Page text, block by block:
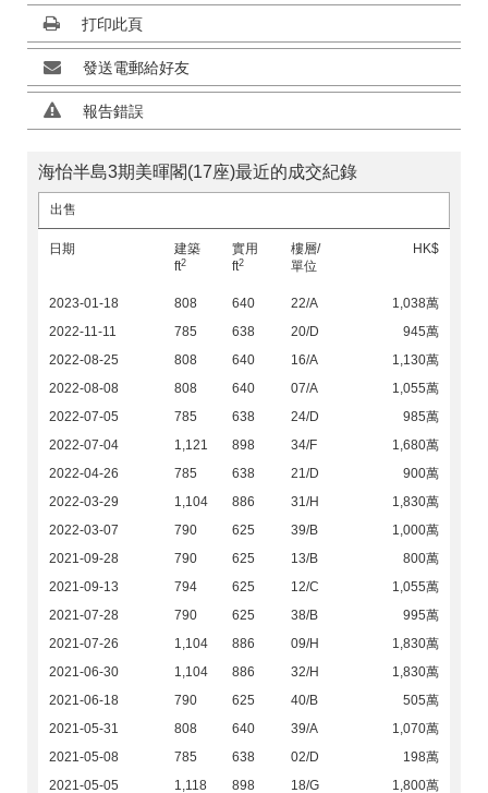
打印此頁
發送電郵給好友
報告錯誤
海怡半島3期美暉閣(17座)最近的成交紀錄
出售
日期
建築
ft2
實用
ft2
樓層/
單位
HK$
2023-01-18 808 640 22/A
1,038萬
2022-11-11
785 638 20/D
945萬
2022-08-25
808 640 16/A
1,130萬
2022-08-08
808 640 07/A
1,055萬
2022-07-05
785 638 24/D
985萬
2022-07-04
1,121 898 34/F
1,680萬
2022-04-26
785 638 21/D
900萬
2022-03-29
1,104 886 31/H
1,830萬
2022-03-07
790 625 39/B
1,000萬
2021-09-28
790 625 13/B
800萬
2021-09-13
794 625 12/C
1,055萬
2021-07-28
790 625 38/B
995萬
2021-07-26
1,104 886 09/H
1,830萬
2021-06-30
1,104 886 32/H
1,830萬
2021-06-18
790 625 40/B
505萬
2021-05-31
808 640 39/A
1,070萬
2021-05-08
785 638 02/D
198萬
2021-05-05
1,118 898 18/G 1,800萬